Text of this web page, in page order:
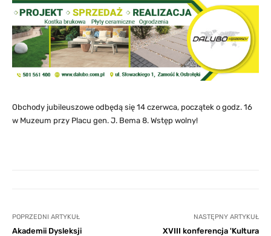
Obchody jubileuszowe odbędą się 14 czerwca, początek o godz. 16
w Muzeum przy Placu gen. J. Bema 8. Wstęp wolny!
POPRZEDNI ARTYKUŁ
Akademii Dysleksji
NASTĘPNY ARTYKUŁ
XVIII konferencja 'Kultura